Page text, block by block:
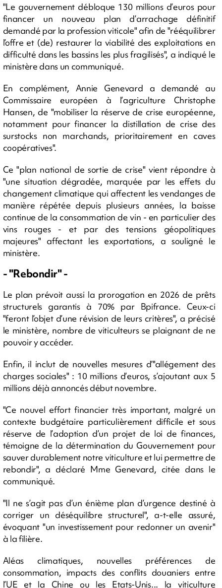
"Le gouvernement débloque 130 millions d’euros pour
financer un nouveau plan d’arrachage définitif
demandé par la profession viticole" afin de "rééquilibrer
l’offre et (de) restaurer la viabilité des exploitations en
difficulté dans les bassins les plus fragilisés", a indiqué le
ministère dans un communiqué.
En complément, Annie Genevard a demandé au
Commissaire européen à l’agriculture Christophe
Hansen, de "mobiliser la réserve de crise européenne,
notamment pour financer la distillation de crise des
surstocks non marchands, prioritairement en caves
coopératives".
Ce "plan national de sortie de crise" vient répondre à
"une situation dégradée, marquée par les effets du
changement climatique qui affectent les vendanges de
manière répétée depuis plusieurs années, la baisse
continue de la consommation de vin - en particulier des
vins rouges - et par des tensions géopolitiques
majeures" affectant les exportations, a souligné le
ministère.
- "Rebondir" -
Le plan prévoit aussi la prorogation en 2026 de prêts
structurels garantis à 70% par Bpifrance. Ceux-ci
"feront l’objet d’une révision de leurs critères", a précisé
le ministère, nombre de viticulteurs se plaignant de ne
pouvoir y accéder.
Enfin, il inclut de nouvelles mesures d’"allégement des
charges sociales" : 10 millions d’euros, s’ajoutant aux 5
millions déjà annoncés début novembre.
"Ce nouvel effort financier très important, malgré un
contexte budgétaire particulièrement difficile et sous
réserve de l’adoption d’un projet de loi de finances,
témoigne de la détermination du Gouvernement pour
sauver durablement notre viticulture et lui permettre de
rebondir", a déclaré Mme Genevard, citée dans le
communiqué.
"Il ne s’agit pas d’un énième plan d’urgence destiné à
corriger un déséquilibre structurel", a-t-elle assuré,
évoquant "un investissement pour redonner un avenir"
à la filière.
Aléas climatiques, nouvelles préférences de
consommation, impacts des conflits douaniers entre
l’UE et la Chine ou les Etats-Unis... la viticulture